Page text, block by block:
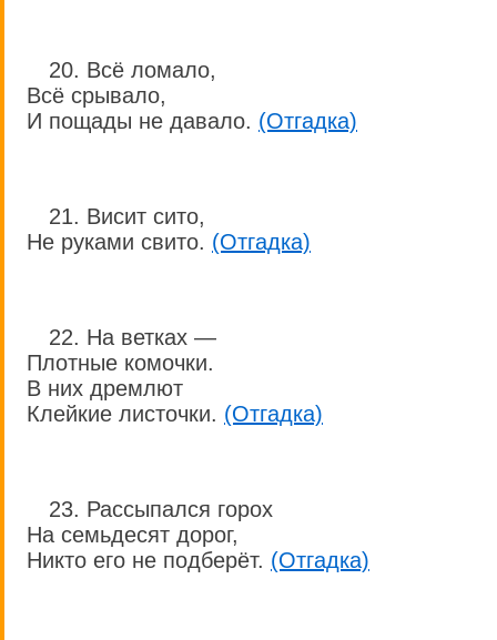
20. Всё ломало,
Всё срывало,
И пощады не давало. (Отгадка)
21. Висит сито,
Не руками свито. (Отгадка)
22. На ветках —
Плотные комочки.
В них дремлют
Клейкие листочки. (Отгадка)
23. Рассыпался горох
На семьдесят дорог,
Никто его не подберёт. (Отгадка)